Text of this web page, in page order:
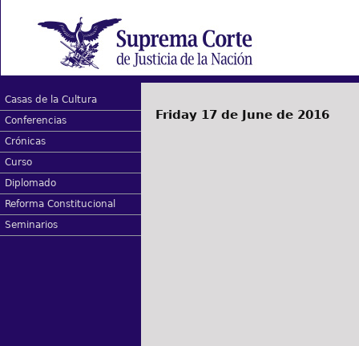
Casas de la Cultura
Conferencias
Crónicas
Curso
Diplomado
Reforma Constitucional
Seminarios
Friday 17 de June de 2016